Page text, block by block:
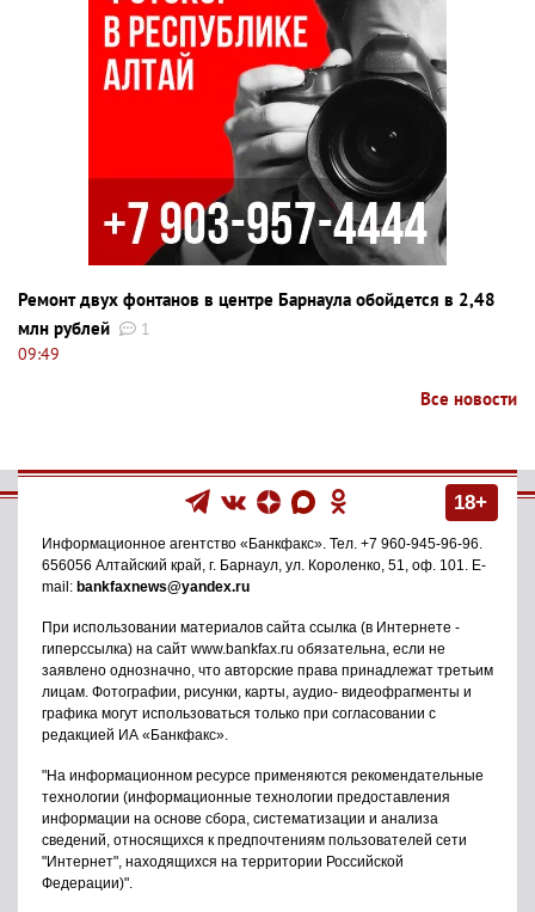
Ремонт двух фонтанов в центре Барнаула обойдется в 2,48
млн рублей
1
09:49
Все новости
18+
Информационное агентство «Банкфакс». Тел. +7 960-945-96-96.
656056 Алтайский край, г. Барнаул, ул. Короленко, 51, оф. 101. E-
mail: bankfaxnews@yandex.ru
При использовании материалов сайта ссылка (в Интернете -
гиперссылка) на сайт www.bankfax.ru обязательна, если не
заявлено однозначно, что авторские права принадлежат третьим
лицам. Фотографии, рисунки, карты, аудио- видеофрагменты и
графика могут использоваться только при согласовании с
редакцией ИА «Банкфакс».
"На информационном ресурсе применяются рекомендательные
технологии (информационные технологии предоставления
информации на основе сбора, систематизации и анализа
сведений, относящихся к предпочтениям пользователей сети
"Интернет", находящихся на территории Российской
Федерации)".